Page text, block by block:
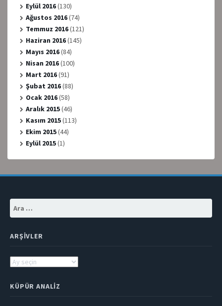
Eylül 2016(130)
Ağustos 2016(74)
Temmuz 2016(121)
Haziran 2016(145)
Mayıs 2016(84)
Nisan 2016(100)
Mart 2016(91)
Şubat 2016(88)
Ocak 2016(58)
Aralık 2015(46)
Kasım 2015(113)
Ekim 2015(44)
Eylül 2015(1)
ARŞIVLER
Arşivler
KÜPÜR ANALIZ